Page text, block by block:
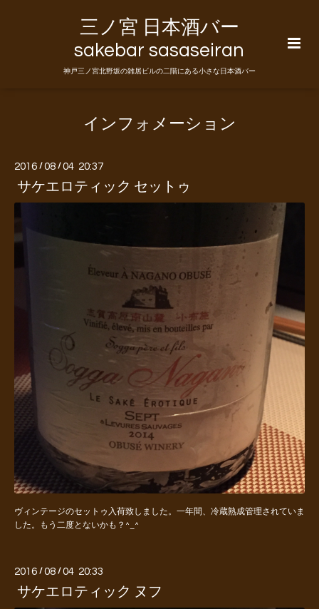
三ノ宮 日本酒バー
sakebar sasaseiran
神戸三ノ宮北野坂の雑居ビルの二階にある小さな日本酒バー
インフォメーション
2016 /08 /04 20:37
サケエロティック セットゥ
ヴィンテージのセットゥ入荷致しました。一年間、冷蔵熟成管理されていま
した。もう二度とないかも？^_^
2016 /08 /04 20:33
サケエロティック ヌフ